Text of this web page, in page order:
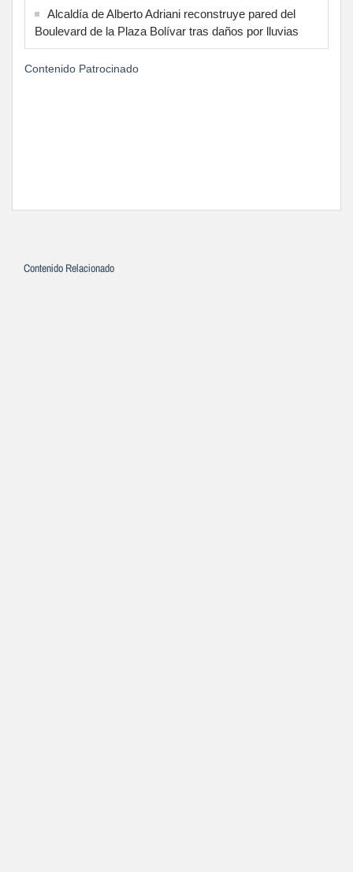
Alcaldía de Alberto Adriani reconstruye pared del
Boulevard de la Plaza Bolívar tras daños por lluvias
Contenido Patrocinado
Contenido Relacionado